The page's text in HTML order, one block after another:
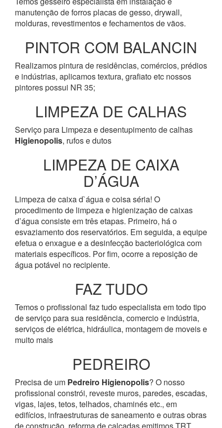
manutenção de forros placas de gesso, drywall,
molduras, revestimentos e fechamentos de vãos.
PINTOR COM BALANCIN
Realizamos pintura de residências, comércios, prédios
e indústrias, aplicamos textura, grafiato etc nossos
pintores possui NR 35;
LIMPEZA DE CALHAS
Serviço para Limpeza e desentupimento de calhas
Higienopolis, rufos e dutos
LIMPEZA DE CAIXA
D’ÁGUA
Limpeza de caixa d`água e coisa séria! O
procedimento de limpeza e higienização de caixas
d’água consiste em três etapas. Primeiro, há o
esvaziamento dos reservatórios. Em seguida, a equipe
efetua o enxague e a desinfecção bacteriológica com
materiais específicos. Por fim, ocorre a reposição de
água potável no recipiente.
FAZ TUDO
Temos o profissional faz tudo especialista em todo tipo
de serviço para sua residência, comercio e indústria,
serviços de elétrica, hidráulica, montagem de moveis e
muito mais
PEDREIRO
Precisa de um Pedreiro Higienopolis? O nosso
profissional constrói, reveste muros, paredes, escadas,
vigas, lajes, tetos, telhados, chaminés etc., em
edifícios, infraestruturas de saneamento e outras obras